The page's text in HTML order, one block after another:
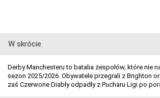
W skrócie
Derby Manchesteru to batalia zespołów, które nie
sezon 2025/2026. Obywatele przegrali z Brighton
zaś Czerwone Diabły odpadły z Pucharu Ligi po